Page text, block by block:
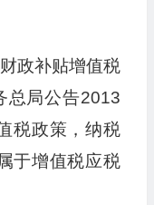
政补贴增值税
总局公告2013
税政策，纳税
于增值税应税